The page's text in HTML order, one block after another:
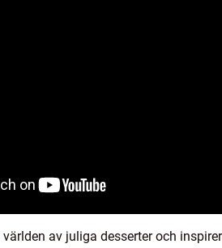
av juliga desserter och